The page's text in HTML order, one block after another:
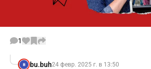
1
B bu.buh24 февр. 2025 г. в 13:50